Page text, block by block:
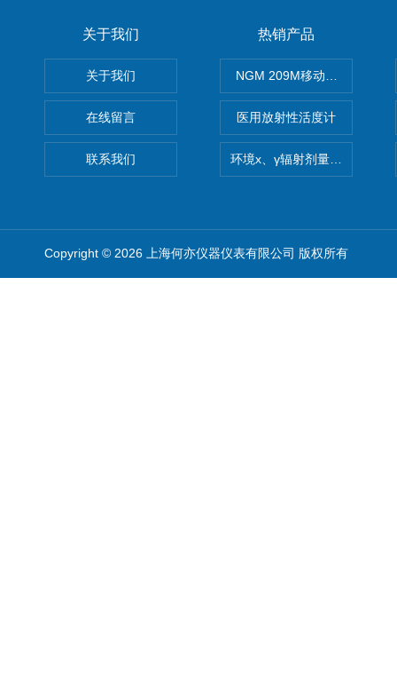
关于我们
关于我们
在线留言
联系我们
热销产品
NGM 209M移动式惰性气体
医用放射性活度计
环境x、γ辐射剂量率仪
Copyright © 2026 上海何亦仪器仪表有限公司 版权所有